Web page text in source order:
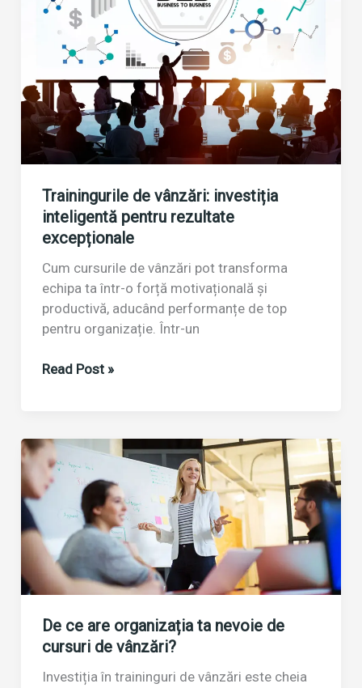
conversiile
Trainingurile de vânzări: investiția
inteligentă pentru rezultate
excepționale
Cum cursurile de vânzări pot transforma
echipa ta într-o forță motivațională și
productivă, aducând performanțe de top
pentru organizație. Într-un
Trainingurile
inteligentă
pentru
rezultate
excepționale
Read Post »
De ce are organizația ta nevoie de
cursuri de vânzări?
Investiția în traininguri de vânzări este cheia